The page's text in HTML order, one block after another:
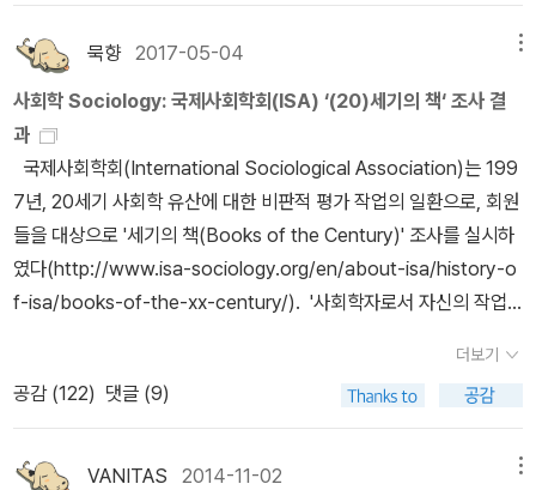
xcitement―Sport and Leisure in the Civilizing Process>를
우리말로 옮긴 것이다.구체적 일상에 대한 미시 분석과 사회 변동 및
사회 과정에 대한 거시 분석을 통합해 냈던 엘리아스의 문명 이론이
‘스포츠의 사회학’으로 확장된, 문명론에 관한 또 한 권의 명저다. 여
가와 즐거움이라는 스포츠 탄생의 근본적 차원, 사회 문제로서의 스
포츠의 기원, 성취 욕구와 스포츠의 사회적 의미, 스포츠와 폭력, 나아
가 축구 훌리거니즘까지 스포츠와 인간 문명과의 관계가 엘리아스의
사회학적 맥락 안에서 재해석 된다.˝다행히 책은 눈에 보이는 곳에 꽂
혀 있다. 귀가하게 되면 올림픽 개최 기념(?)으로 몇 페이지라도 읽어
봐야겠다...
묵향2017-05-04
사회학 Sociology: 국제사회학회(ISA) ‘(20)세기의 책‘ 조사 결
과
국제사회학회(International Sociological Association)는 199
7년, 20세기 사회학 유산에 대한 비판적 평가 작업의 일환으로, 회원
들을 대상으로 '세기의 책(Books of the Century)' 조사를 실시하
였다(http://www.isa-sociology.org/en/about-isa/history-o
f-isa/books-of-the-xx-century/). '사회학자로서 자신의 작업
원 2,785명 중 455명이 답하였고, 막스 베버의 미완성 유작 『경제
와 사회』가 전체 표 중 20.9%를 얻어 1위를 차지하였다. 그러나 그
중 일부를 국역한 박성환 교수 논문에 따르면, 『경제와 사회』는 편집
자와 판본에 따라 수록된 글과 배열순서 등이 너무 달라 1위를 차지한
더보기
공감 (122) 댓글 (9)
VANITAS 2014-11-02